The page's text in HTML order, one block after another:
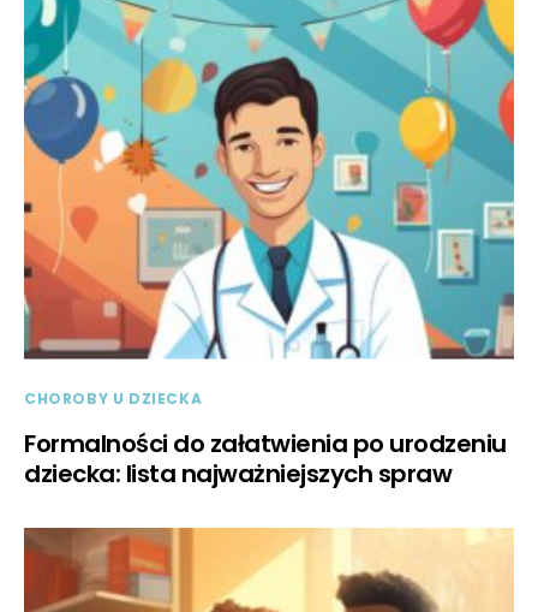
CHOROBY U DZIECKA
Formalności do załatwienia po urodzeniu
dziecka: lista najważniejszych spraw